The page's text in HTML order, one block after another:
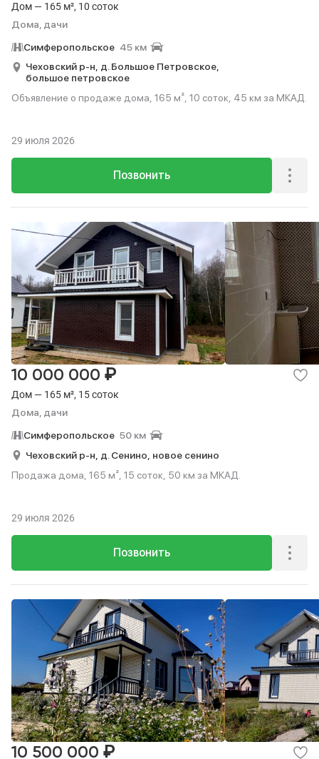
Дом — 165 м², 10 соток
Дома, дачи
Симферопольское 45 км
Чеховский р-н, д. Большое Петровское,
большое петровское
Объявление о продаже дома, 165 м², 10 соток, 45 км за МКАД.
Позвонить
29 июля 2026
Дом — 165 м², 15 соток
Дома, дачи
10 000 000 ₽
Симферопольское 50 км
Чеховский р-н, д. Сенино, новое сенино
Продажа дома, 165 м², 15 соток, 50 км за МКАД.
Позвонить
29 июля 2026
10 500 000 ₽